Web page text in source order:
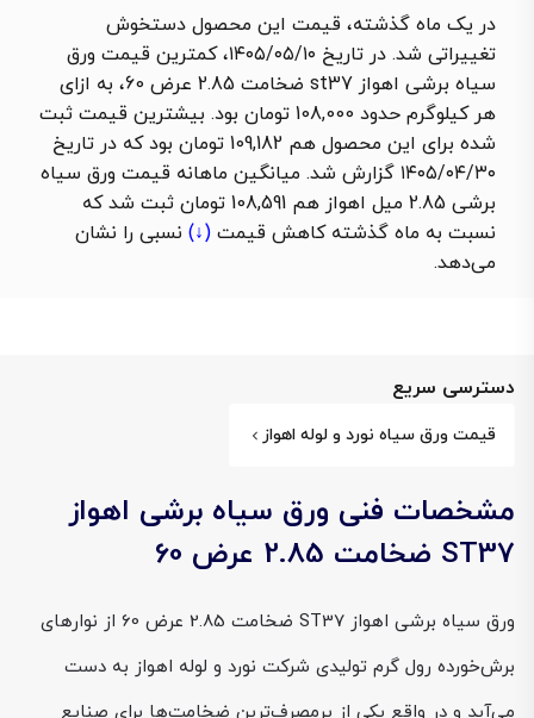
در یک ماه گذشته، قیمت این محصول دستخوش
تغییراتی شد. در تاریخ ۱۴۰۵/۰۵/۱۰، کمترین قیمت ورق
سیاه برشی اهواز st37 ضخامت 2.85 عرض 60، به ازای
هر کیلوگرم حدود 108,000 تومان بود. بیشترین قیمت ثبت
شده برای این محصول هم 109,182 تومان بود که در تاریخ
۱۴۰۵/۰۴/۳۰ گزارش شد. میانگین ماهانه قیمت ورق سیاه
برشی 2.85 میل اهواز هم 108,591 تومان ثبت شد که
نسبت به ماه گذشتهکاهش قیمت (↓) نسبی را نشان
می‌دهد.
دسترسی سریع
قیمت ورق سیاه نورد و لوله اهواز
مشخصات فنی ورق سیاه برشی اهواز
ST37 ضخامت 2.85 عرض 60
ورق سیاه برشی اهواز ST37 ضخامت 2.85 عرض 60 از نوارهای
برش‌خورده رول گرم تولیدی شرکت نورد و لوله اهواز به دست
می‌آید و در واقع یکی از پرمصرف‌ترین ضخامت‌ها برای صنایع